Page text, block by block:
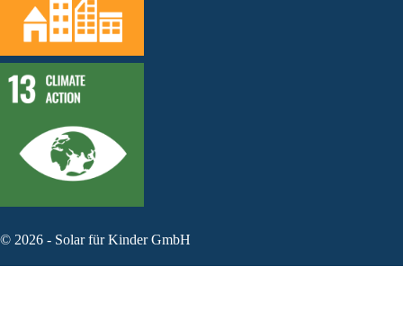
© 2026 - Solar für Kinder GmbH